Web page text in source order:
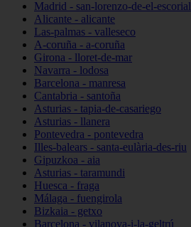
Madrid - san-lorenzo-de-el-escorial
Alicante - alicante
Las-palmas - valleseco
A-coruña - a-coruña
Girona - lloret-de-mar
Navarra - lodosa
Barcelona - manresa
Cantabria - santoña
Asturias - tapia-de-casariego
Asturias - llanera
Pontevedra - pontevedra
Illes-balears - santa-eulària-des-riu
Gipuzkoa - aia
Asturias - taramundi
Huesca - fraga
Málaga - fuengirola
Bizkaia - getxo
Barcelona - vilanova-i-la-geltrú